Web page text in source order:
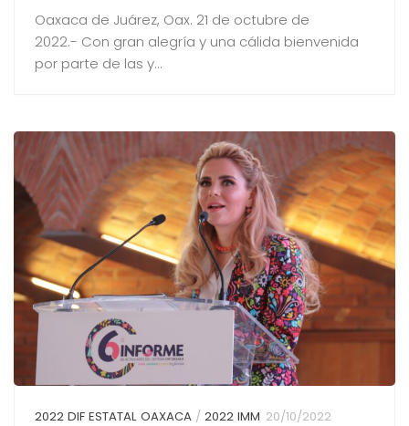
Oaxaca de Juárez, Oax. 21 de octubre de
2022.- Con gran alegría y una cálida bienvenida
por parte de las y...
2022 DIF ESTATAL OAXACA/ 2022 IMM 20/10/2022